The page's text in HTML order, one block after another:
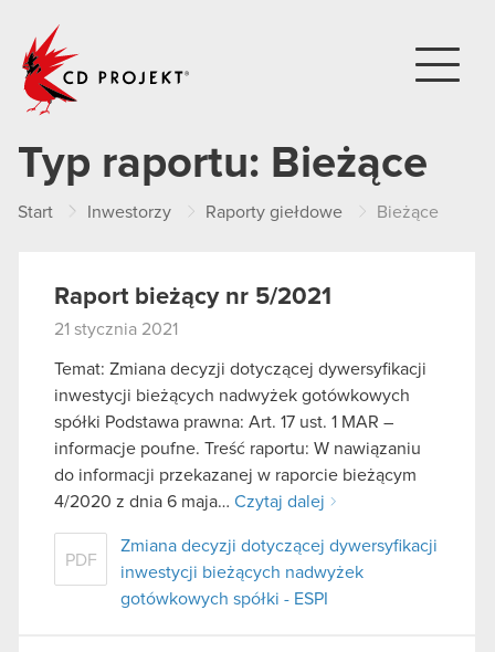
Typ raportu: Bieżące
Start Inwestorzy Raporty giełdowe Bieżące
Raport bieżący nr 5/2021
21 stycznia 2021
Temat: Zmiana decyzji dotyczącej dywersyfikacji
inwestycji bieżących nadwyżek gotówkowych
spółki Podstawa prawna: Art. 17 ust. 1 MAR –
informacje poufne. Treść raportu: W nawiązaniu
do informacji przekazanej w raporcie bieżącym
4/2020 z dnia 6 maja… Czytaj dalej
PDF
Zmiana decyzji dotyczącej dywersyfikacji
inwestycji bieżących nadwyżek
gotówkowych spółki - ESPI